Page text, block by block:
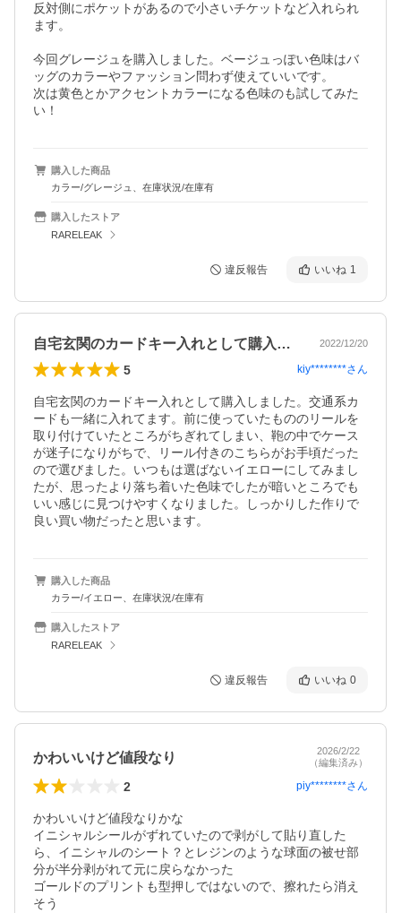
反対側にポケットがあるので小さいチケットなど入れられ
ます。
今回グレージュを購入しました。ベージュっぽい色味はバ
ッグのカラーやファッション問わず使えていいです。
次は黄色とかアクセントカラーになる色味のも試してみた
い！
購入した商品
カラー/グレージュ、在庫状況/在庫有
購入したストア
RARELEAK
違反報告 いいね 1
自宅玄関のカードキー入れとして購入しま… 2022/12/20
5 kiy********さん
自宅玄関のカードキー入れとして購入しました。交通系カ
ードも一緒に入れてます。前に使っていたもののリールを
取り付けていたところがちぎれてしまい、鞄の中でケース
が迷子になりがちで、リール付きのこちらがお手頃だった
ので選びました。いつもは選ばないイエローにしてみまし
たが、思ったより落ち着いた色味でしたが暗いところでも
いい感じに見つけやすくなりました。しっかりした作りで
良い買い物だったと思います。
購入した商品
カラー/イエロー、在庫状況/在庫有
購入したストア
RARELEAK
違反報告 いいね 0
かわいいけど値段なり
2026/2/22
（編集済み）
2 piy********さん
かわいいけど値段なりかな
イニシャルシールがずれていたので剥がして貼り直した
ら、イニシャルのシート？とレジンのような球面の被せ部
分が半分剥がれて元に戻らなかった
ゴールドのプリントも型押しではないので、擦れたら消え
そう